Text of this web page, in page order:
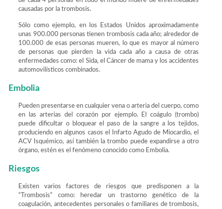
causadas por la trombosis.
Sólo como ejemplo, en los Estados Unidos aproximadamente
unas 900.000 personas tienen trombosis cada año; alrededor de
100.000 de esas personas mueren, lo que es mayor al número
de personas que pierden la vida cada año a causa de otras
enfermedades como: el Sida, el Cáncer de mama y los accidentes
automovilísticos combinados.
Embolia
Pueden presentarse en cualquier vena o arteria del cuerpo, como
en las arterias del corazón por ejemplo. El coágulo (trombo)
puede dificultar o bloquear el paso de la sangre a los tejidos,
produciendo en algunos casos el Infarto Agudo de Miocardio, el
ACV Isquémico, así también la trombo puede expandirse a otro
órgano, estén es el fenómeno conocido como Embolia.
Riesgos
Existen varios factores de riesgos que predisponen a la
“Trombosis” como: heredar un trastorno genético de la
coagulación, antecedentes personales o familiares de trombosis,